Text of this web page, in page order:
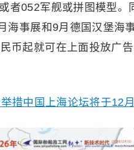
者052军舰或拼图模型
海事展和9月德国汉堡海
币起就可在上面投放广
措中国上海论坛将于12